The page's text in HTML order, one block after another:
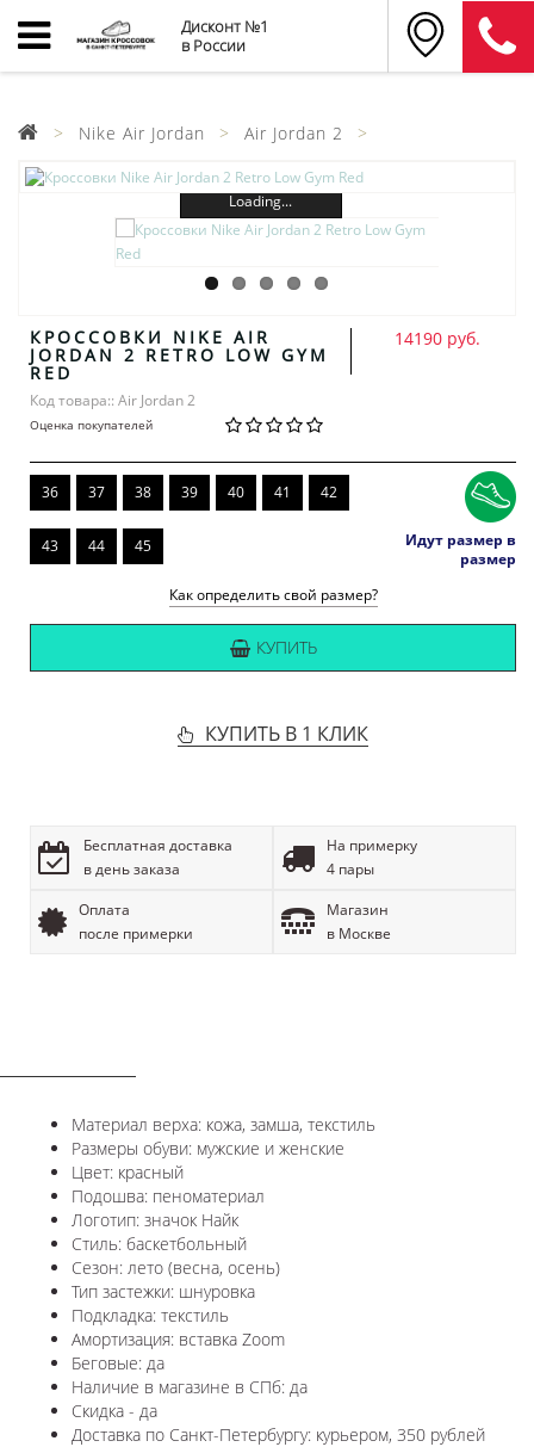
Дисконт №1
в России
Nike Air Jordan Air Jordan 2
Loading...
КРОССОВКИ NIKE AIR
JORDAN 2 RETRO LOW GYM
RED
Код товара:: Air Jordan 2
Оценка покупателей
14190 руб.
36 37 38 39 40 41 42
43 44 45
Идут размер в
размер
Как определить свой размер?
КУПИТЬ
КУПИТЬ В 1 КЛИК
Бесплатная доставка
в день заказа
На примерку
4 пары
Оплата
после примерки
Магазин
в Москве
Материал верха: кожа, замша, текстиль
Размеры обуви: мужские и женские
Цвет: красный
Подошва: пеноматериал
Логотип: значок Найк
Стиль: баскетбольный
Сезон: лето (весна, осень)
Тип застежки: шнуровка
Подкладка: текстиль
Амортизация: вставка Zoom
Беговые: да
Наличие в магазине в СПб: да
Скидка - да
Доставка по Санкт-Петербургу: курьером, 350 рублей